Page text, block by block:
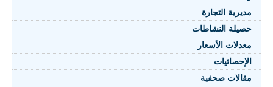
النصوص 2021
FRANÇAIS
مديرية التجارة
حصيلة النشاطات
معدلات الأسعار
الإحصائيات
مقالات صحفية